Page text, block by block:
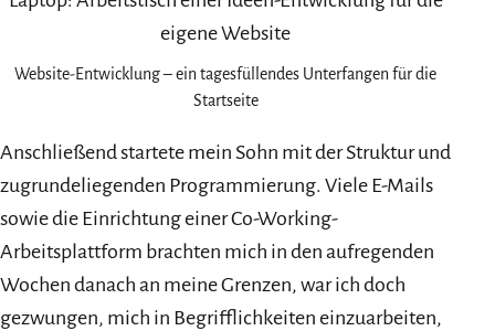
Website-Entwicklung – ein tagesfüllendes Unterfangen für die
Startseite
Anschließend startete mein Sohn mit der Struktur und
zugrundeliegenden Programmierung. Viele E-Mails
sowie die Einrichtung einer Co-Working-
Arbeitsplattform brachten mich in den aufregenden
Wochen danach an meine Grenzen, war ich doch
gezwungen, mich in Begrifflichkeiten einzuarbeiten,